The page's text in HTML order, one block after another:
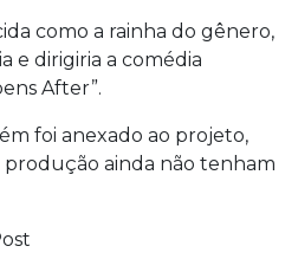
como a rainha do gênero,
e dirigiria a comédia
After”.
foi anexado ao projeto,
ainda não tenham